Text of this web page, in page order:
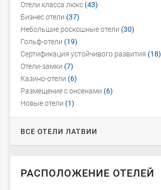
Отели класса люкс (43)
Бизнес отели (37)
Небольшие роскошные отели (30)
Гольф-отели (19)
Сертификация устойчивого развития (18)
Отели-замки (7)
Казино-отели (6)
Размещение с онсенами (6)
Новые отели (1)
ВСЕ ОТЕЛИ ЛАТВИИ
РАСПОЛОЖЕНИЕ ОТЕЛЕЙ